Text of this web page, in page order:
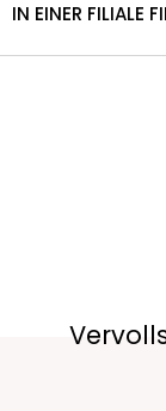
IN EINER FILIALE